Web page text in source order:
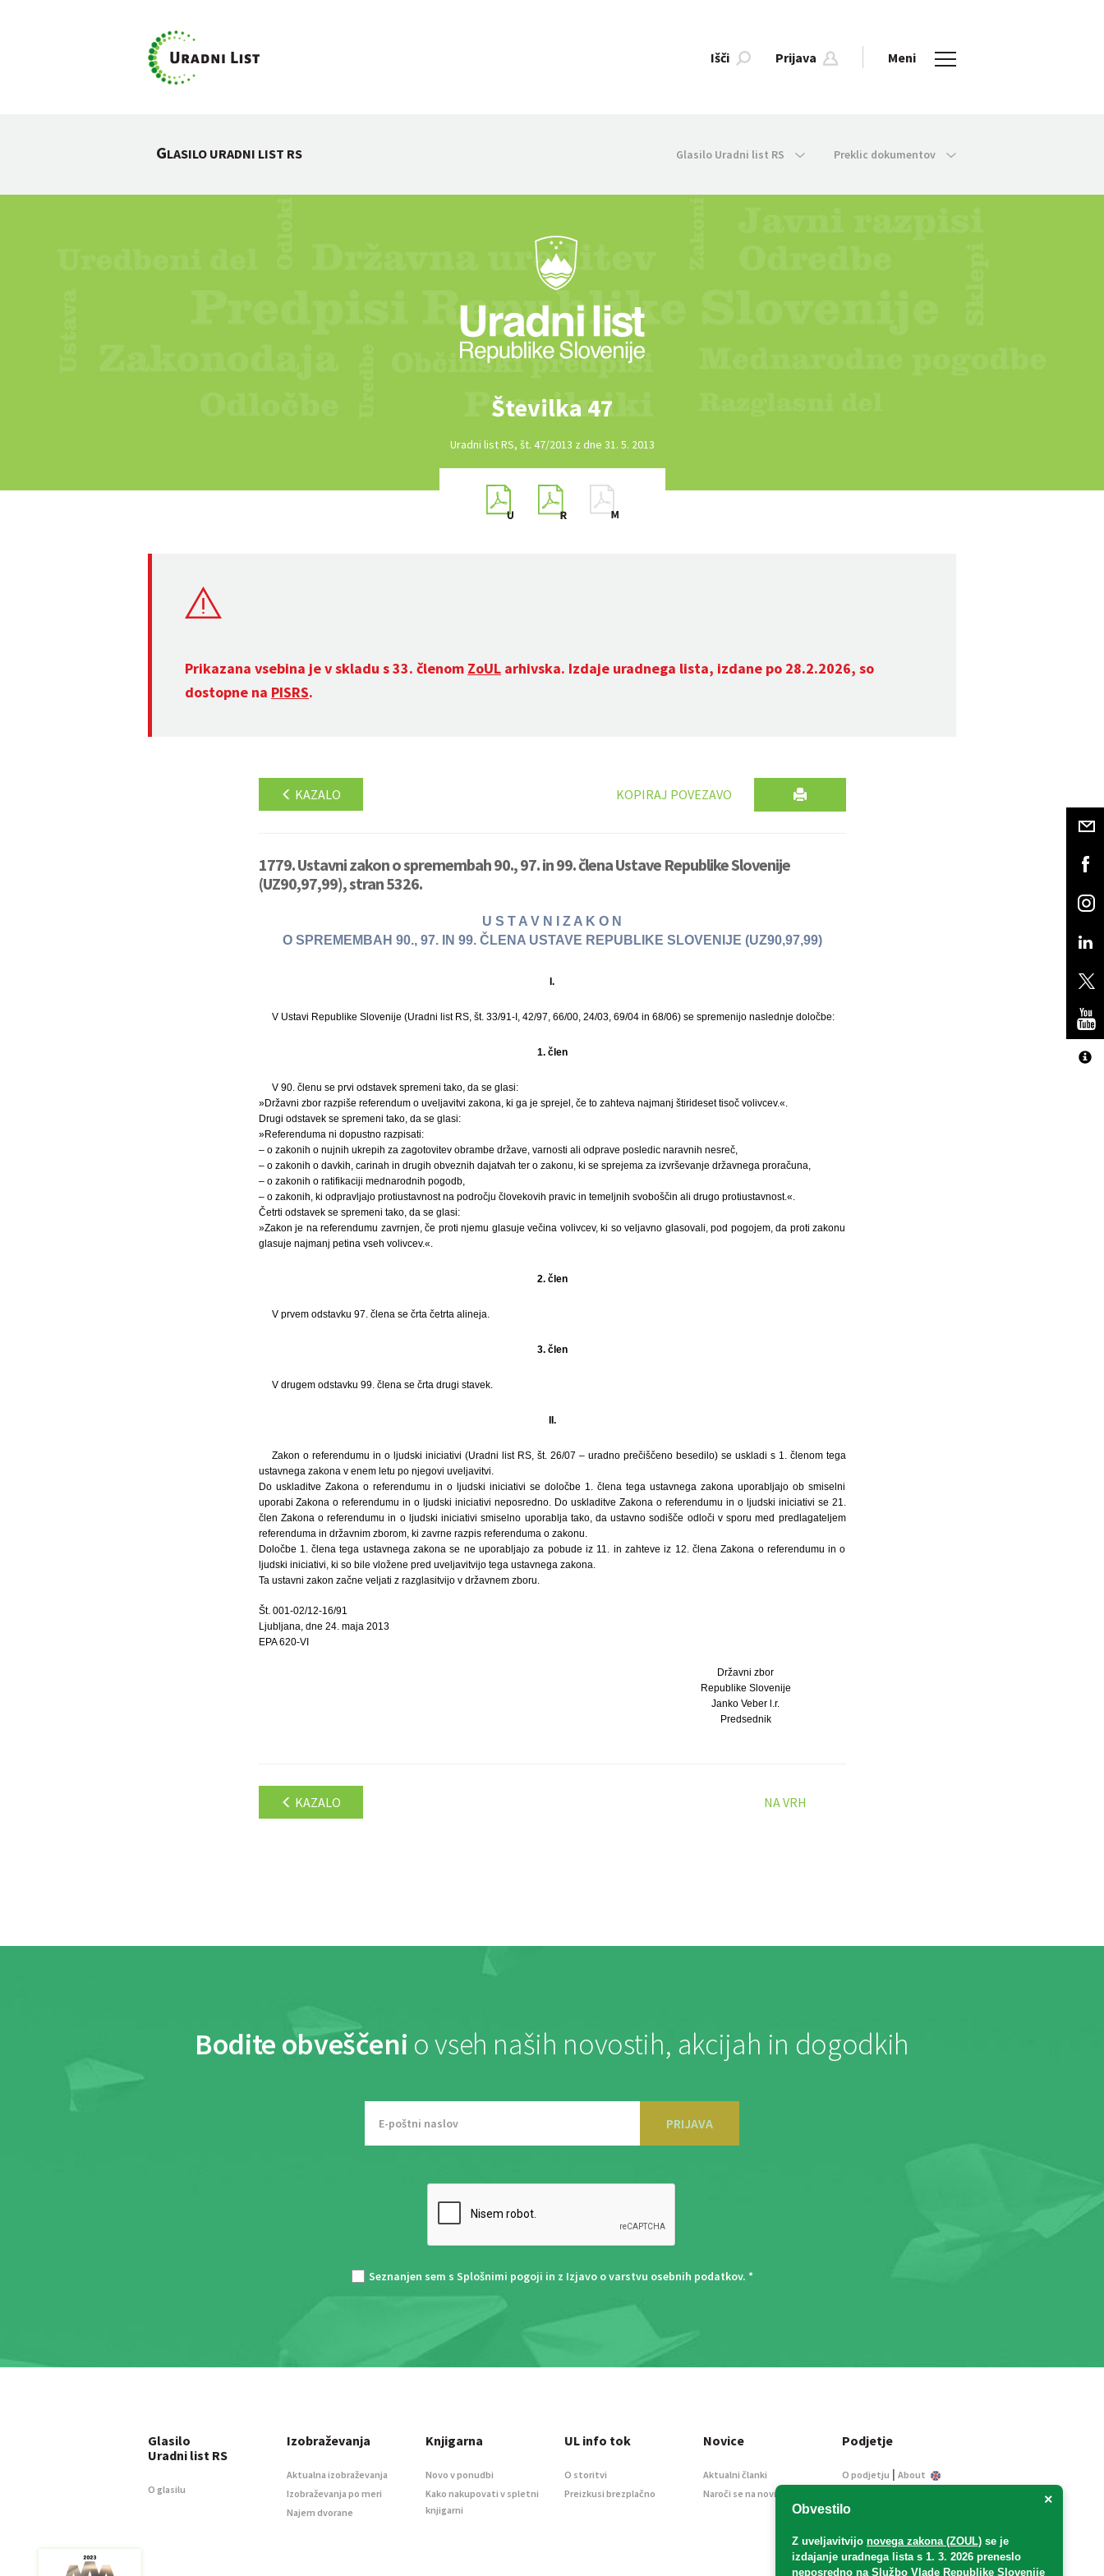
Išči Prijava Meni
GLASILO URADNI LIST RS Glasilo Uradni list RS Preklic dokumentov
Številka 47
Uradni list RS, št. 47/2013 z dne 31. 5. 2013
Prikazana vsebina je v skladu s 33. členom ZoUL arhivska. Izdaje uradnega lista, izdane po 28.2.2026, so
dostopne na PISRS.
KAZALO KOPIRAJ POVEZAVO
1779. Ustavni zakon o spremembah 90., 97. in 99. člena Ustave Republike Slovenije
(UZ90,97,99), stran 5326.
U S T A V N I Z A K O N
O SPREMEMBAH 90., 97. IN 99. ČLENA USTAVE REPUBLIKE SLOVENIJE (UZ90,97,99)
I.
V Ustavi Republike Slovenije (Uradni list RS, št. 33/91-I, 42/97, 66/00, 24/03, 69/04 in 68/06) se spremenijo naslednje določbe:
1. člen
V 90. členu se prvi odstavek spremeni tako, da se glasi:
»Državni zbor razpiše referendum o uveljavitvi zakona, ki ga je sprejel, če to zahteva najmanj štirideset tisoč volivcev.«.
Drugi odstavek se spremeni tako, da se glasi:
»Referenduma ni dopustno razpisati:
– o zakonih o nujnih ukrepih za zagotovitev obrambe države, varnosti ali odprave posledic naravnih nesreč,
– o zakonih o davkih, carinah in drugih obveznih dajatvah ter o zakonu, ki se sprejema za izvrševanje državnega proračuna,
– o zakonih o ratifikaciji mednarodnih pogodb,
– o zakonih, ki odpravljajo protiustavnost na področju človekovih pravic in temeljnih svoboščin ali drugo protiustavnost.«.
Četrti odstavek se spremeni tako, da se glasi:
»Zakon je na referendumu zavrnjen, če proti njemu glasuje večina volivcev, ki so veljavno glasovali, pod pogojem, da proti zakonu
glasuje najmanj petina vseh volivcev.«.
2. člen
V prvem odstavku 97. člena se črta četrta alineja.
3. člen
V drugem odstavku 99. člena se črta drugi stavek.
II.
Zakon o referendumu in o ljudski iniciativi (Uradni list RS, št. 26/07 – uradno prečiščeno besedilo) se uskladi s 1. členom tega
ustavnega zakona v enem letu po njegovi uveljavitvi.
Do uskladitve Zakona o referendumu in o ljudski iniciativi se določbe 1. člena tega ustavnega zakona uporabljajo ob smiselni
uporabi Zakona o referendumu in o ljudski iniciativi neposredno. Do uskladitve Zakona o referendumu in o ljudski iniciativi se 21.
člen Zakona o referendumu in o ljudski iniciativi smiselno uporablja tako, da ustavno sodišče odloči v sporu med predlagateljem
referenduma in državnim zborom, ki zavrne razpis referenduma o zakonu.
Določbe 1. člena tega ustavnega zakona se ne uporabljajo za pobude iz 11. in zahteve iz 12. člena Zakona o referendumu in o
ljudski iniciativi, ki so bile vložene pred uveljavitvijo tega ustavnega zakona.
Ta ustavni zakon začne veljati z razglasitvijo v državnem zboru.
Št. 001-02/12-16/91
Ljubljana, dne 24. maja 2013
EPA 620-VI
Državni zbor
Republike Slovenije
Janko Veber l.r.
Predsednik
KAZALO NA VRH
Bodite obveščeni o vseh naših novostih, akcijah in dogodkih
PRIJAVA
Seznanjen sem s Splošnimi pogoji in z Izjavo o varstvu osebnih podatkov. *
×
Obvestilo
Z uveljavitvijo novega zakona (ZOUL) se je
izdajanje uradnega lista s 1. 3. 2026 preneslo
neposredno na Službo Vlade Republike Slovenije
Glasilo
Uradni list RS
O glasilu
Izobraževanja
Aktualna izobraževanja
Izobraževanja po meri
Najem dvorane
Knjigarna
Novo v ponudbi
Kako nakupovati v spletni
knjigarni
UL info tok
O storitvi
Preizkusi brezplačno
Novice
Aktualni članki
Naroči se na novice
Podjetje
O podjetju | About
Informacije javnega
Oglaševanje
Splošni pogoji